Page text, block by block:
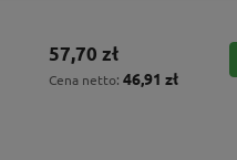
57,70 zł
Cena netto:46,91 zł